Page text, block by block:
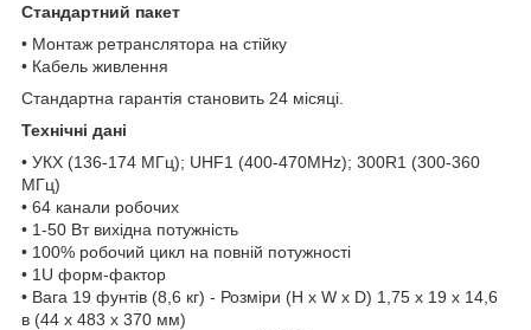
Стандартний пакет
• Монтаж ретранслятора на стійку
• Кабель живлення
Стандартна гарантія становить 24 місяці.
Технічні дані
• УКХ (136-174 МГц); UHF1 (400-470MHz); 300R1 (300-360
МГц)
• 64 канали робочих
• 1-50 Вт вихідна потужність
• 100% робочий цикл на повній потужності
• 1U форм-фактор
• Вага 19 фунтів (8,6 кг) - Розміри (H x W x D) 1,75 x 19 x 14,6
в (44 х 483 х 370 мм)